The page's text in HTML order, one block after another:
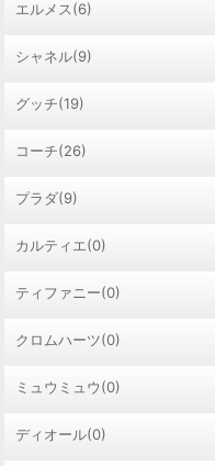
エルメス(6)
シャネル(9)
グッチ(19)
コーチ(26)
プラダ(9)
カルティエ(0)
ティファニー(0)
クロムハーツ(0)
ミュウミュウ(0)
ディオール(0)